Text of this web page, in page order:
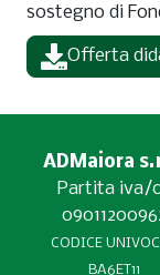
sostegno di
Offerta
ADMaiora
Partita iva/
CODICE
BA6ET11